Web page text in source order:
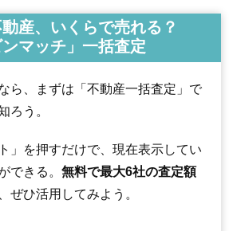
産、いくらで売れる？
ンマッチ」一括査定
ら、まずは「不動産一括査定」で
ろう。
」を押すだけで、現在表示してい
できる。 無料で最大6社の査定額
ぜひ活用してみよう。